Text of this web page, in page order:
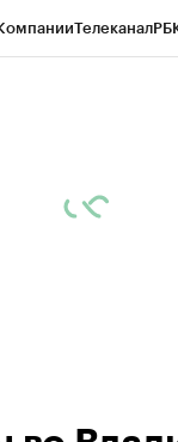
Телеканал